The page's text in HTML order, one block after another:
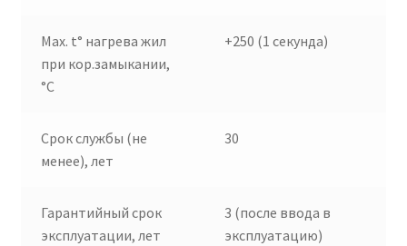
Max. t° нагрева жил
при кор.замыкании,
°C
+250 (1 секунда)
Срок службы (не
менее), лет
30
Гарантийный срок
эксплуатации, лет
3 (после ввода в
эксплуатацию)